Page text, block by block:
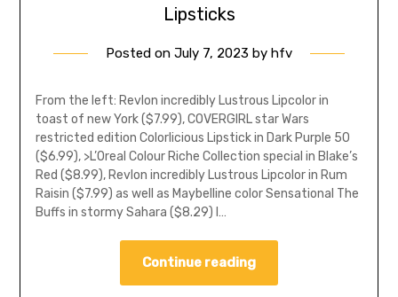
Lipsticks
Posted on July 7, 2023 by hfv
From the left: Revlon incredibly Lustrous Lipcolor in
toast of new York ($7.99), COVERGIRL star Wars
restricted edition Colorlicious Lipstick in Dark Purple 50
($6.99), >L’Oreal Colour Riche Collection special in Blake’s
Red ($8.99), Revlon incredibly Lustrous Lipcolor in Rum
Raisin ($7.99) as well as Maybelline color Sensational The
Buffs in stormy Sahara ($8.29) I…
Continue reading